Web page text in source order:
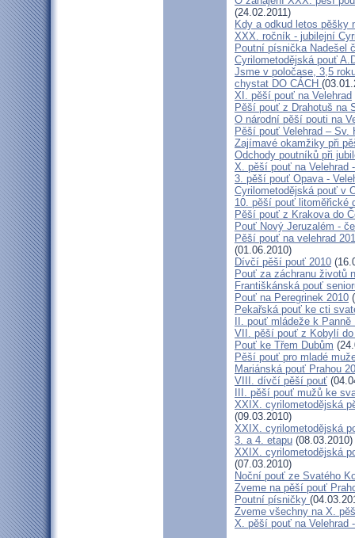
(24.02.2011)
Kdy a odkud letos pěšky
XXX. ročník - jubilejní
Poutní písnička Nadešel
Cyrilometodějská pouť
Jsme v poločase, 3,5
chystat DO CÁCH
XI. pěší pouť na Velehrad
Pěší pouť z Drahotuš na
O národní pěší pouti na
Pěší pouť Velehrad – Sv.
Zajímavé okamžiky při
Odchody poutníků při
X. pěší pouť na Velehrad
3. pěší pouť Opava -
Cyrilometodějská pouť v
10. pěší pouť litoměřické
Pěší pouť z Krakova do
Pouť Nový Jeruzalém -
Pěší pouť na velehrad
(01.06.2010)
Dívčí pěší pouť 2010
Pouť za záchranu životů
Františkánská pouť
Pouť na Peregrinek 2010
Pekařská pouť ke cti
II. pouť mládeže k
VII. pěší pouť z Kobylí
Pouť ke Třem Dubům
Pěší pouť pro mladé
Mariánská pouť Prahou
VIII. dívčí pěší pouť
III. pěší pouť mužů ke
XXIX. cyrilometodějská
(09.03.2010)
XXIX. cyrilometodějská
3. a 4. etapu (08.03.2010)
XXIX. cyrilometodějská
(07.03.2010)
Noční pouť ze Svatého
Zveme na pěší pouť
Poutní písničky
Zveme všechny na X.
X. pěší pouť na Velehrad